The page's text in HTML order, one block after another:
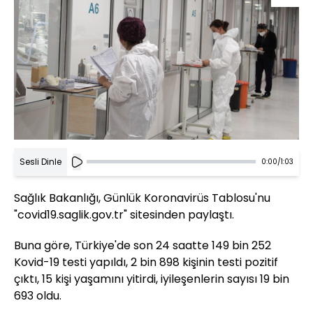
Sesli Dinle 0:00/1:03
Sağlık Bakanlığı, Günlük Koronavirüs Tablosu'nu
"covid19.saglik.gov.tr" sitesinden paylaştı.
Buna göre, Türkiye'de son 24 saatte 149 bin 252
Kovid-19 testi yapıldı, 2 bin 898 kişinin testi pozitif
çıktı, 15 kişi yaşamını yitirdi, iyileşenlerin sayısı 19 bin
693 oldu.